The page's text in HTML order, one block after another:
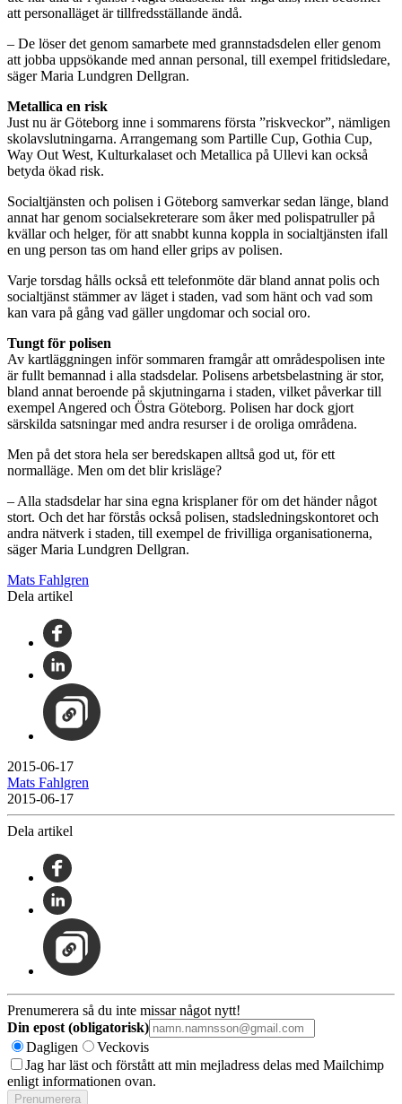
att personalläget är tillfredsställande ändå.
– De löser det genom samarbete med grannstadsdelen eller genom
att jobba uppsökande med annan personal, till exempel fritidsledare,
säger Maria Lundgren Dellgran.
Metallica en risk
Just nu är Göteborg inne i sommarens första ”riskveckor”, nämligen
skolavslutningarna. Arrangemang som Partille Cup, Gothia Cup,
Way Out West, Kulturkalaset och Metallica på Ullevi kan också
betyda ökad risk.
Socialtjänsten och polisen i Göteborg samverkar sedan länge, bland
annat har genom socialsekreterare som åker med polispatruller på
kvällar och helger, för att snabbt kunna koppla in socialtjänsten ifall
en ung person tas om hand eller grips av polisen.
Varje torsdag hålls också ett telefonmöte där bland annat polis och
socialtjänst stämmer av läget i staden, vad som hänt och vad som
kan vara på gång vad gäller ungdomar och social oro.
Tungt för polisen
Av kartläggningen inför sommaren framgår att områdespolisen inte
är fullt bemannad i alla stadsdelar. Polisens arbetsbelastning är stor,
bland annat beroende på skjutningarna i staden, vilket påverkar till
exempel Angered och Östra Göteborg. Polisen har dock gjort
särskilda satsningar med andra resurser i de oroliga områdena.
Men på det stora hela ser beredskapen alltså god ut, för ett
normalläge. Men om det blir krisläge?
– Alla stadsdelar har sina egna krisplaner för om det händer något
stort. Och det har förstås också polisen, stadsledningskontoret och
andra nätverk i staden, till exempel de frivilliga organisationerna,
säger Maria Lundgren Dellgran.
Mats Fahlgren
Dela artikel
2015-06-17
Mats Fahlgren
2015-06-17
Dela artikel
Prenumerera så du inte missar något nytt!
Din epost (obligatorisk)
Dagligen
Veckovis
Jag har läst och förstått att min mejladress delas med Mailchimp
enligt informationen ovan.